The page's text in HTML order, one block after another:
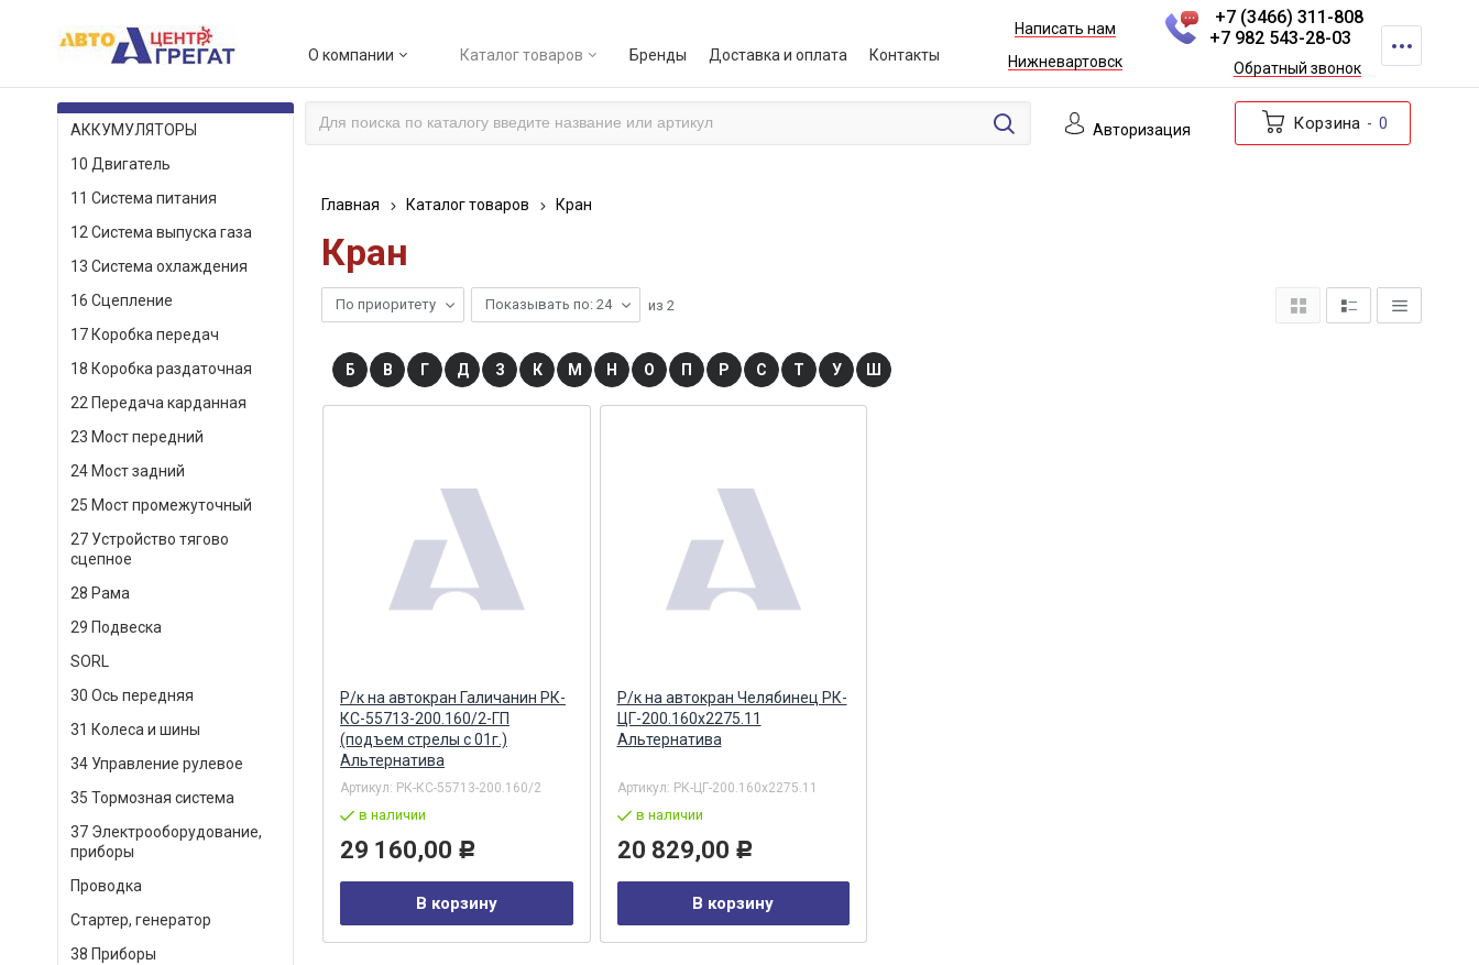
О компании Каталог товаров Бренды Доставка и оплата Контакты
Написать нам
Нижневартовск
+7 (3466) 311-808
+7 982 543-28-03
Обратный звонок
КАТАЛОГ ТОВАРОВ Авторизация Корзина 0
АККУМУЛЯТОРЫ
10 Двигатель
11 Система питания
12 Система выпуска газа
13 Система охлаждения
16 Сцепление
17 Коробка передач
18 Коробка раздаточная
22 Передача карданная
23 Мост передний
24 Мост задний
25 Мост промежуточный
27 Устройство тягово
сцепное
28 Рама
29 Подвеска
SORL
30 Ось передняя
31 Колеса и шины
34 Управление рулевое
35 Тормозная система
37 Электрооборудование,
приборы
Проводка
Стартер, генератор
38 Приборы
Главная Каталог товаров Кран
Кран
По приоритету Показывать по: 24 из 2
Б В Г Д З К М Н О П Р С Т У Ш
Р/к на автокран Галичанин РК-
КС-55713-200.160/2-ГП
(подъем стрелы с 01г.)
Альтернатива
Артикул: РК-КС-55713-200.160/2
в наличии
29 160,00 Р
В корзину
Р/к на автокран Челябинец РК-
ЦГ-200.160х2275.11
Альтернатива
Артикул: РК-ЦГ-200.160х2275.11
в наличии
20 829,00 Р
В корзину